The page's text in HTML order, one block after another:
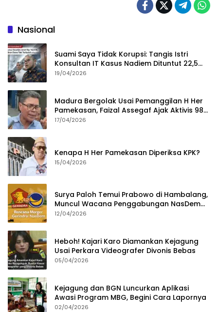
Nasional
Suami Saya Tidak Korupsi: Tangis Istri
Konsultan IT Kasus Nadiem Dituntut 22,5
Tahun
19/04/2026
Madura Bergolak Usai Pemanggilan H Her
Pamekasan, Faizal Assegaf Ajak Aktivis 98
Bongkar Permainan KPK
17/04/2026
Kenapa H Her Pamekasan Diperiksa KPK?
15/04/2026
Surya Paloh Temui Prabowo di Hambalang,
Muncul Wacana Penggabungan NasDem
dan Gerindra
12/04/2026
Heboh! Kajari Karo Diamankan Kejagung
Usai Perkara Videografer Divonis Bebas
05/04/2026
Kejagung dan BGN Luncurkan Aplikasi
Awasi Program MBG, Begini Cara Lapornya
02/04/2026